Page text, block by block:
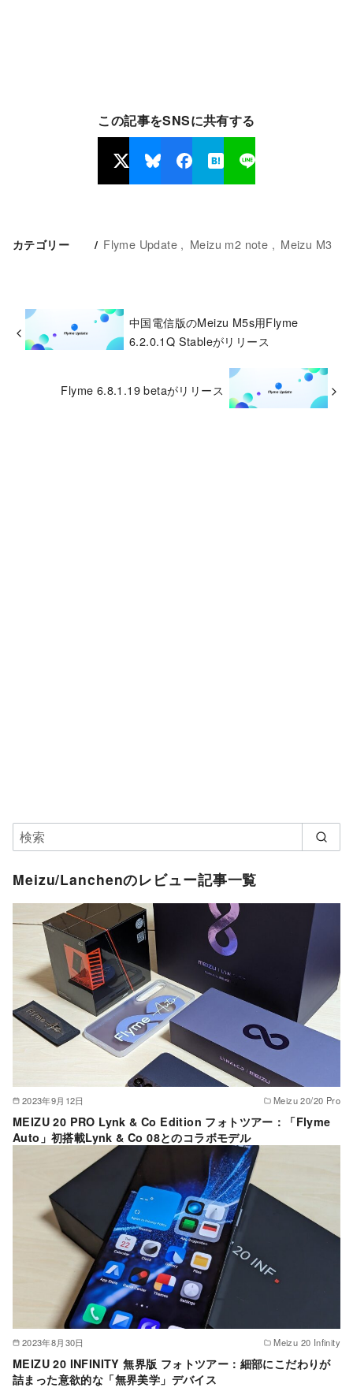
この記事をSNSに共有する
カテゴリー Flyme Update Meizu m2 note Meizu M3
中国電信版のMeizu M5s用Flyme
6.2.0.1Q Stableがリリース
Flyme 6.8.1.19 betaがリリース
Meizu/Lanchenのレビュー記事一覧
2023年9月12日 Meizu 20/20 Pro
MEIZU 20 PRO Lynk & Co Edition フォトツアー：「Flyme
Auto」初搭載Lynk & Co 08とのコラボモデル
2023年8月30日 Meizu 20 Infinity
MEIZU 20 INFINITY 無界版 フォトツアー：細部にこだわりが
詰まった意欲的な「無界美学」デバイス